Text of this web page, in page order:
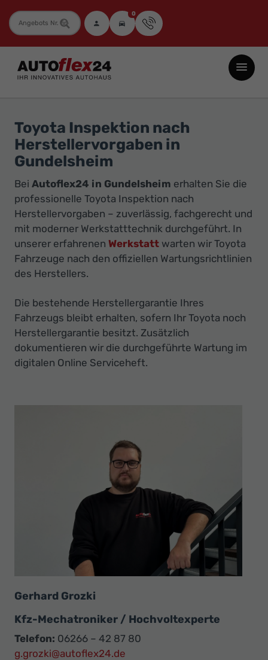
Fahrzeugnummer 0
Autoflex24
GmbH
Neuwagen
Jahreswagen
und
Gebrauchtwagen
zu
Top-
-
Ihr
Autohaus
Toyota Inspektion nach
Herstellervorgaben in
Gundelsheim
Bei Autoflex24 in Gundelsheim erhalten Sie die
professionelle Toyota Inspektion nach
Herstellervorgaben – zuverlässig, fachgerecht und
mit moderner Werkstatttechnik durchgeführt. In
unserer erfahrenen Werkstatt warten wir Toyota
Fahrzeuge nach den offiziellen Wartungsrichtlinien
des Herstellers.
Die bestehende Herstellergarantie Ihres
Fahrzeugs bleibt erhalten, sofern Ihr Toyota noch
Herstellergarantie besitzt. Zusätzlich
dokumentieren wir die durchgeführte Wartung im
digitalen Online Serviceheft.
Gerhard Grozki
Kfz-Mechatroniker / Hochvoltexperte
Telefon: 06266 – 42 87 80
g.grozki@autoflex24.de